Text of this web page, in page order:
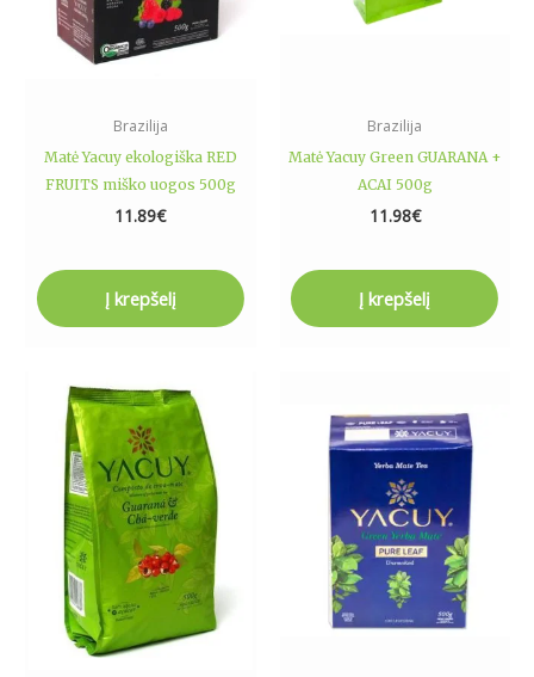
Brazilija
Matė Yacuy ekologiška RED
FRUITS miško uogos 500g
11.89€
Į krepšelį
Brazilija
Matė Yacuy Green GUARANA +
ACAI 500g
11.98€
Į krepšelį